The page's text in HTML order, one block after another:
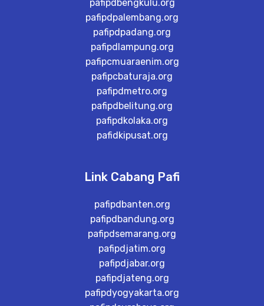
pafipdbengkulu.org
pafipdpalembang.org
pafipdpadang.org
pafipdlampung.org
pafipcmuaraenim.org
pafipcbaturaja.org
pafipdmetro.org
pafipdbelitung.org
pafipdkolaka.org
pafidkipusat.org
Link Cabang Pafi
pafipdbanten.org
pafipdbandung.org
pafipdsemarang.org
pafipdjatim.org
pafipdjabar.org
pafipdjateng.org
pafipdyogyakarta.org